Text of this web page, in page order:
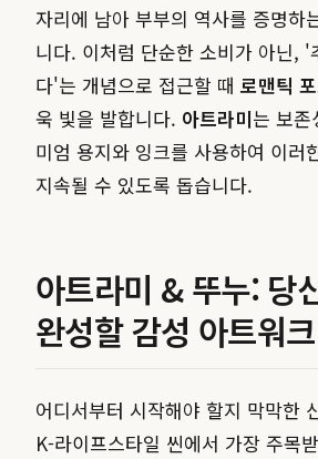
자리에 남아 부부의 역사를 증명하
니다. 이처럼 단순한 소비가 아닌, '
다'는 개념으로 접근할 때 로맨틱
욱 빛을 발합니다. 아트라미는 보존
미엄 용지와 잉크를 사용하여 이러
지속될 수 있도록 돕습니다.
아트라미 & 뚜누: 당
완성할 감성 아트워
어디서부터 시작해야 할지 막막한
K-라이프스타일 씬에서 가장 주목